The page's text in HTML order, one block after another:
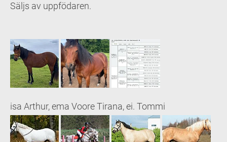
Säljs av uppfödaren.
isa Arthur, ema Voore Tirana, ei. Tommi